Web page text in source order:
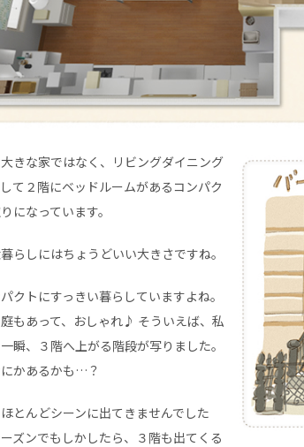
きな家ではなく、リビングダイニング
て２階にベッドルームがあるコンパク
になっています。
らしにはちょうどいい大きさですね。
クトにすっきい暮らしていますよね。
もあって、おしゃれ♪ そういえば、私
瞬、３階へ上がる階段が写りました。
かあるかも…？
とんどシーンに出てきませんでした
ズンでもしかしたら、３階も出てくる